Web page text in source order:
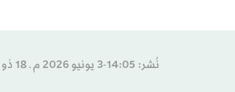
نُشر: 14:05-3 يونيو 2026 م ـ 18 ذو الحِجّة 1447 هـ